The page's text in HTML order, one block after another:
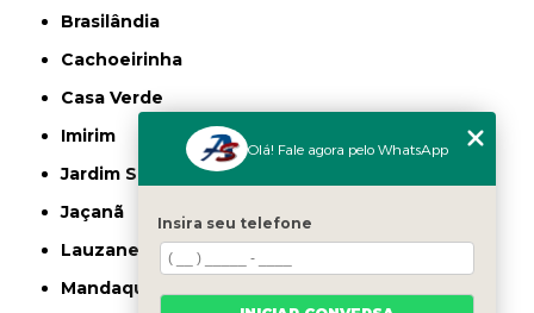
Brasilândia
Cachoeirinha
Casa Verde
Imirim
Jardim São Paulo
Jaçanã
Lauzane Paulista
Mandaqui
Olá! Fale agora pelo WhatsApp
Insira seu telefone